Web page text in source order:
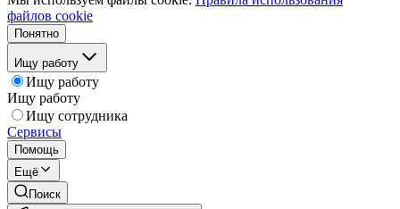
файлов cookie
Понятно
Ищу работу
Ищу работу
Ищу работу
Ищу сотрудника
Сервисы
Помощь
Ещё
Поиск